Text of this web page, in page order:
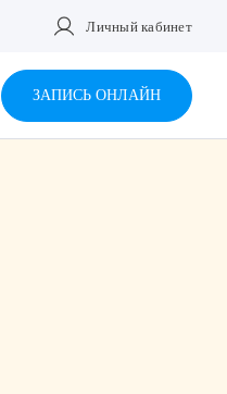
Личный кабинет
ЗАПИСЬ ОНЛАЙН